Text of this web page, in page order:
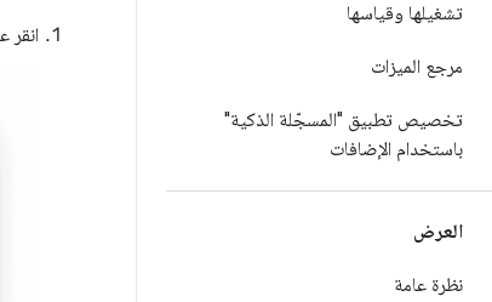
تشغيلها وقياسها
مرجع الميزات
تخصيص تطبيق "المسجّلة الذكية"
باستخدام الإضافات
العرض
نظرة عامة
انقر